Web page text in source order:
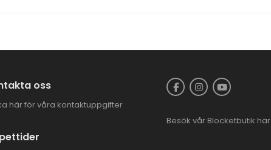
oss
här för våra kontaktuppgifter
Besök vår Blocketbutik här